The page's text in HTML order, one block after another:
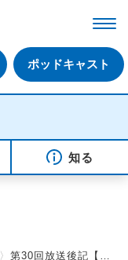
ポッドキャスト
知る
〉第30回放送後記【宮崎 一晴】2023.10.27